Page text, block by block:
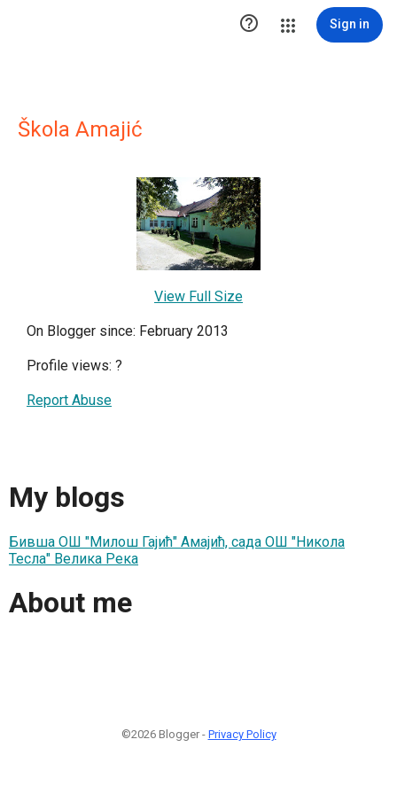
 Sign in
Škola Amajić
View Full Size
On Blogger since: February 2013
Profile views: ?
Report Abuse
My blogs
Бивша ОШ "Милош Гајић" Амајић, сада ОШ "Никола
Тесла" Велика Река
About me
©2026 Blogger - Privacy Policy